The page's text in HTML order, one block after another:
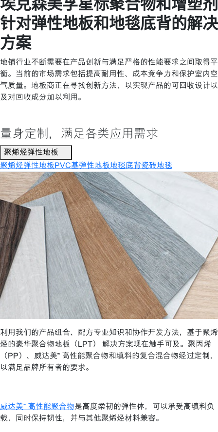
针对弹性地板和地毯底背的解决
方案
地铺行业不断需要在产品创新与满足严格的性能要求之间取得平
衡。当前的市场需求包括提高耐用性、成本竞争力和保护室内空
气质量。地板商正在寻找创新方法，以实现产品的可回收设计以
及对回收成分加以利用。
量身定制，满足各类应用需求
聚烯烃弹性地板
聚烯烃弹性地板PVC基弹性地板地毯底背瓷砖地毯
利用我们的产品组合、配方专业知识和协作开发方法，基于聚烯
烃的豪华聚合物地板（LPT） 解决方案现在触手可及。聚丙烯
（PP）、威达美™ 高性能聚合物和填料的复合混合物经过定制，
以满足品牌所有者的要求。
威达美™ 高性能聚合物是高度柔韧的弹性体，可以承受高填料负
载，同时保持韧性，并与其他聚烯烃材料兼容。